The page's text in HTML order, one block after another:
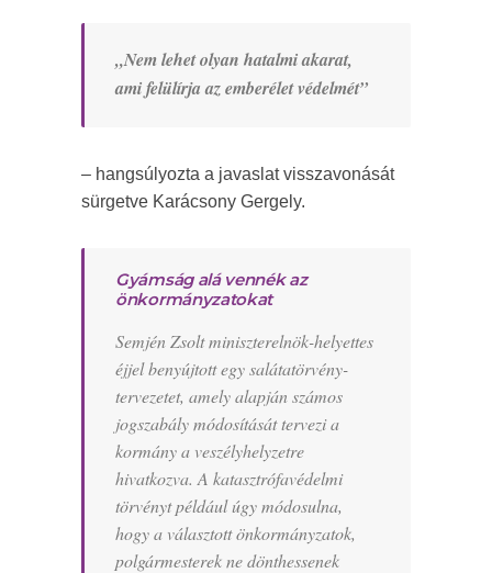
„Nem lehet olyan hatalmi akarat,
ami felülírja az emberélet védelmét”
– hangsúlyozta a javaslat visszavonását
sürgetve Karácsony Gergely.
Gyámság alá vennék az
önkormányzatokat
Semjén Zsolt miniszterelnök-helyettes
éjjel benyújtott egy salátatörvény-
tervezetet, amely alapján számos
jogszabály módosítását tervezi a
kormány a veszélyhelyzetre
hivatkozva. A katasztrófavédelmi
törvényt például úgy módosulna,
hogy a választott önkormányzatok,
polgármesterek ne dönthessenek